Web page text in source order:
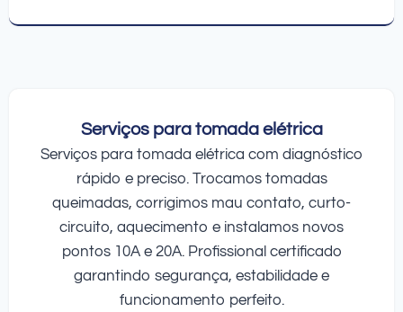
Serviços para tomada elétrica
Serviços para tomada elétrica com diagnóstico
rápido e preciso. Trocamos tomadas
queimadas, corrigimos mau contato, curto-
circuito, aquecimento e instalamos novos
pontos 10A e 20A. Profissional certificado
garantindo segurança, estabilidade e
funcionamento perfeito.